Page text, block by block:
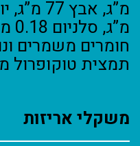
חומרים משמרים
תמצית טוקופרול
משקלי אריזות